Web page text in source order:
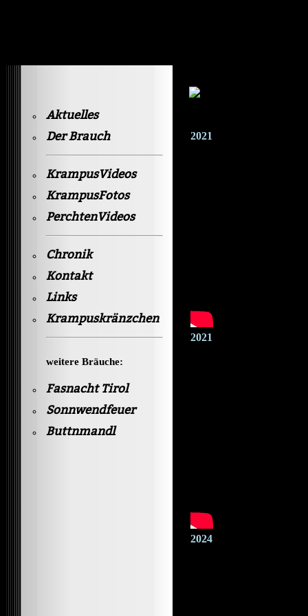
Aktuelles
Der Brauch
KrampusVideos
KrampusFotos
PerchtenVideos
Chronik
Kontakt
Links
Krampuskränzchen
weitere Bräuche:
Fasnacht Tirol
Sonnwendfeuer
Buttnmandl
2021
2021
2024